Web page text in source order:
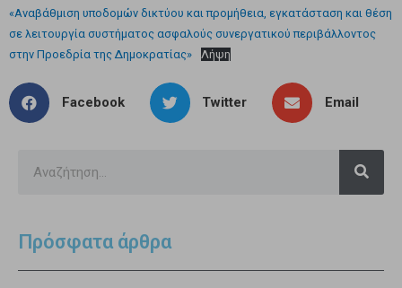
«Αναβάθμιση υποδομών δικτύου και προμήθεια, εγκατάσταση και θέση
σε λειτουργία συστήματος ασφαλούς συνεργατικού περιβάλλοντος
στην Προεδρία της Δημοκρατίας»
Λήψη
Facebook Twitter Email
Πρόσφατα άρθρα